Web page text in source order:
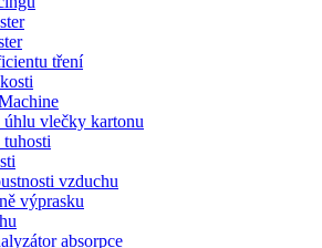
tření
úhlu vlečky kartonu
tuhosti
vzduchu
výprasku
absorpce